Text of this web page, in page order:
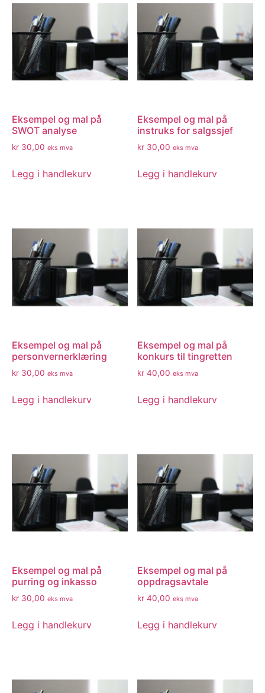
Eksempel og mal på
SWOT analyse
kr 30,00 eks mva
Legg i handlekurv
Eksempel og mal på
instruks for salgssjef
kr 30,00 eks mva
Legg i handlekurv
Eksempel og mal på
personvernerklæring
kr 30,00 eks mva
Legg i handlekurv
Eksempel og mal på
konkurs til tingretten
kr 40,00 eks mva
Legg i handlekurv
Eksempel og mal på
purring og inkasso
kr 30,00 eks mva
Legg i handlekurv
Eksempel og mal på
oppdragsavtale
kr 40,00 eks mva
Legg i handlekurv